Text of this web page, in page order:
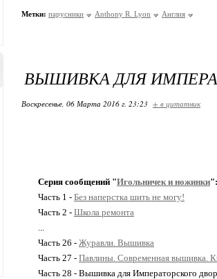
Метки: парусники Anthony R. Lyon Англия
ВЫШИВКА ДЛЯ
Воскресенье, 06 Марта 2016 г. 23:23 + в цитатник
Серия сообщений "Игольничек и ножинки":
Часть 1 - Без наперстка шить не могу!
Часть 2 - Школа ремонта
...
Часть 26 - Журавли. Вышивка
Часть 27 - Павлины. Современная вышивка.
Часть 28 - Вышивка для Императорского